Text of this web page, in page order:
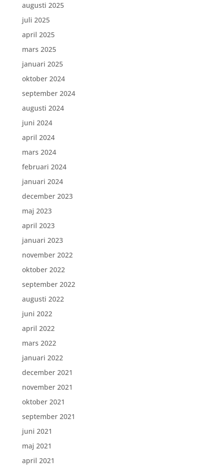
augusti 2025
juli 2025
april 2025
mars 2025
januari 2025
oktober 2024
september 2024
augusti 2024
juni 2024
april 2024
mars 2024
februari 2024
januari 2024
december 2023
maj 2023
april 2023
januari 2023
november 2022
oktober 2022
september 2022
augusti 2022
juni 2022
april 2022
mars 2022
januari 2022
december 2021
november 2021
oktober 2021
september 2021
juni 2021
maj 2021
april 2021